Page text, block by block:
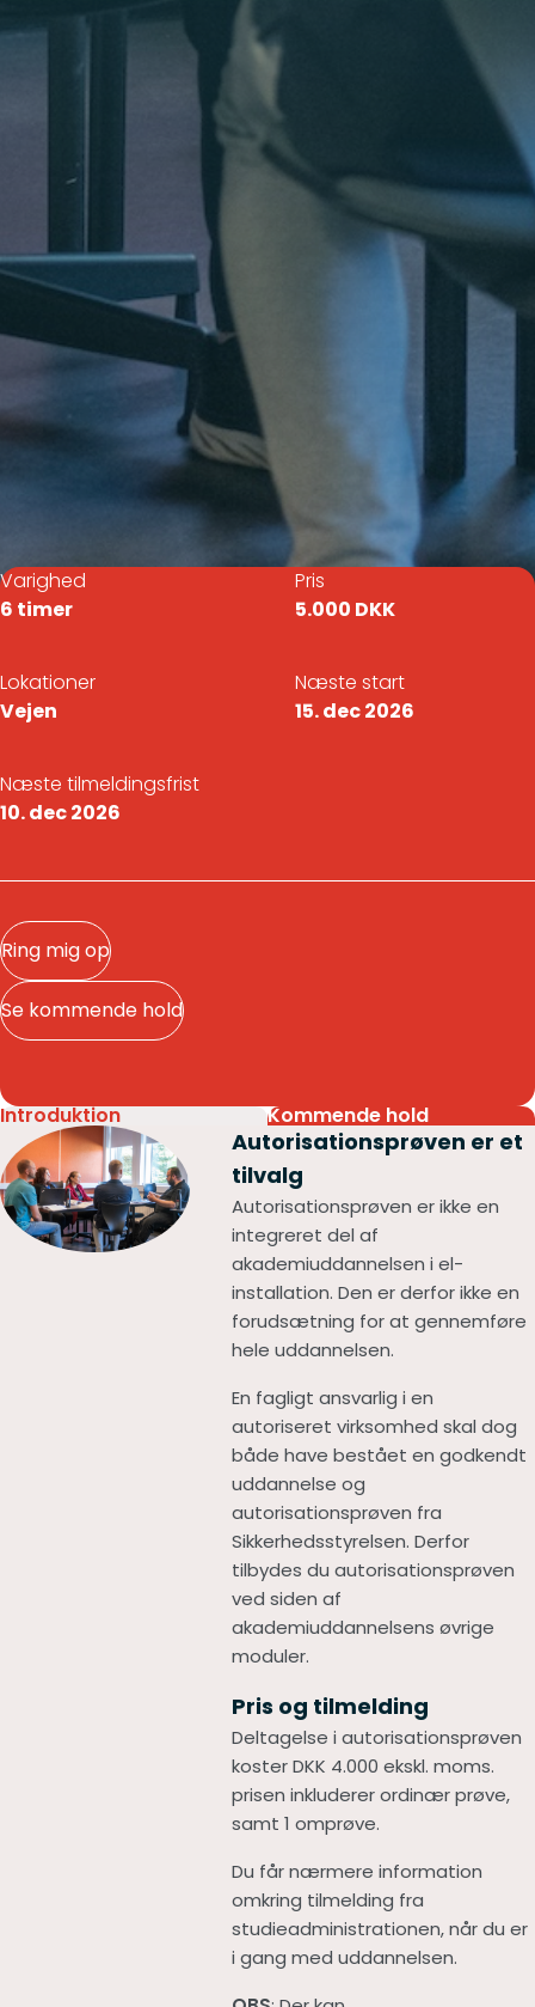
Varighed
6 timer
Pris
5.000 DKK
Næste start
15. dec 2026
Lokationer
Vejen
Næste tilmeldingsfrist
10. dec 2026
Ring mig op
Se kommende hold
Introduktion Kommende hold
Autorisationsprøven er et
tilvalg
Autorisationsprøven er ikke en
integreret del af
akademiuddannelsen i el-
installation. Den er derfor ikke en
forudsætning for at gennemføre
hele uddannelsen.
En fagligt ansvarlig i en
autoriseret virksomhed skal dog
både have bestået en godkendt
uddannelse og
autorisationsprøven fra
Sikkerhedsstyrelsen. Derfor
tilbydes du autorisationsprøven
ved siden af
akademiuddannelsens øvrige
moduler.
Pris og tilmelding
Deltagelse i autorisationsprøven
koster DKK 4.000 ekskl. moms.
prisen inkluderer ordinær prøve,
samt 1 omprøve.
Du får nærmere information
omkring tilmelding fra
studieadministrationen, når du er
i gang med uddannelsen.